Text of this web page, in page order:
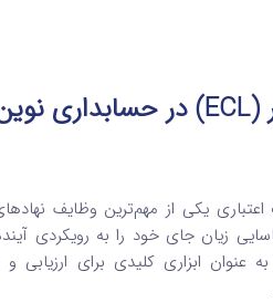
(ECL) در حسابداری
اعتباری یکی از مهم‌ترین وظایف
زیان جای خود را به رویکردی
به عنوان ابزاری کلیدی برای ارزیابی